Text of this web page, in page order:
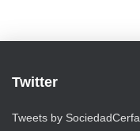
Twitter
Tweets by SociedadCerfa